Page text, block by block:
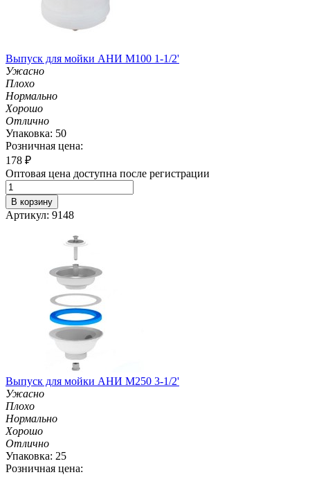
Выпуск для мойки АНИ М100 1-1/2'
Ужасно
Плохо
Нормально
Хорошо
Отлично
Упаковка: 50
Розничная цена:
178 ₽
Оптовая цена доступна после регистрации
В корзину
Артикул: 9148
Выпуск для мойки АНИ М250 3-1/2'
Ужасно
Плохо
Нормально
Хорошо
Отлично
Упаковка: 25
Розничная цена: